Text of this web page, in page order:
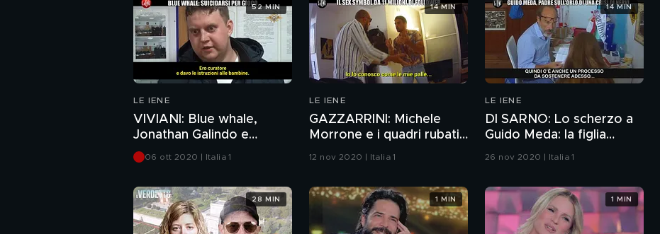
LE IENE
VIVIANI: Blue whale,
Jonathan Galindo e
Blackout challenge, i
pericoli della rete
06 ott 2020 | Italia 1
52 MIN
LE IENE
GAZZARRINI: Michele
Morrone e i quadri rubati.
Scherzo al sex symbol da
12 nov 2020 | Italia 1
14 MIN
LE IENE
DI SARNO: Lo scherzo a
Guido Meda: la figlia
rischia una condanna!
26 nov 2020 | Italia 1
14 MIN
28 MIN 1 MIN 1 MIN